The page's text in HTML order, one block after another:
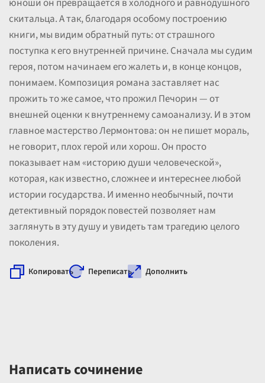
юноши он превращается в холодного и равнодушного
скитальца. А так, благодаря особому построению
книги, мы видим обратный путь: от страшного
поступка к его внутренней причине. Сначала мы судим
героя, потом начинаем его жалеть и, в конце концов,
понимаем. Композиция романа заставляет нас
прожить то же самое, что прожил Печорин — от
внешней оценки к внутреннему самоанализу. И в этом
главное мастерство Лермонтова: он не пишет мораль,
не говорит, плох герой или хорош. Он просто
показывает нам «историю души человеческой»,
которая, как известно, сложнее и интереснее любой
истории государства. И именно необычный, почти
детективный порядок повестей позволяет нам
заглянуть в эту душу и увидеть там трагедию целого
поколения.
Копировать Переписать Дополнить
Написать сочинение